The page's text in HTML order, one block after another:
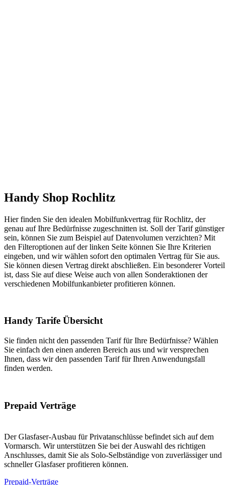
Handy Shop Rochlitz
Hier finden Sie den idealen Mobilfunkvertrag für Rochlitz, der
genau auf Ihre Bedürfnisse zugeschnitten ist. Soll der Tarif günstiger
sein, können Sie zum Beispiel auf Datenvolumen verzichten? Mit
den Filteroptionen auf der linken Seite können Sie Ihre Kriterien
eingeben, und wir wählen sofort den optimalen Vertrag für Sie aus.
Sie können diesen Vertrag direkt abschließen. Ein besonderer Vorteil
ist, dass Sie auf diese Weise auch von allen Sonderaktionen der
verschiedenen Mobilfunkanbieter profitieren können.
Handy Tarife Übersicht
Sie finden nicht den passenden Tarif für Ihre Bedürfnisse? Wählen
Sie einfach den einen anderen Bereich aus und wir versprechen
Ihnen, dass wir den passenden Tarif für Ihren Anwendungsfall
finden werden.
Prepaid Verträge
Der Glasfaser-Ausbau für Privatanschlüsse befindet sich auf dem
Vormarsch. Wir unterstützen Sie bei der Auswahl des richtigen
Anschlusses, damit Sie als Solo-Selbständige von zuverlässiger und
schneller Glasfaser profitieren können.
Prepaid-Verträge